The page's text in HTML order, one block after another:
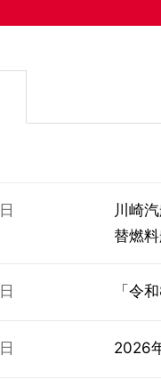
川崎
替燃
「令
2026